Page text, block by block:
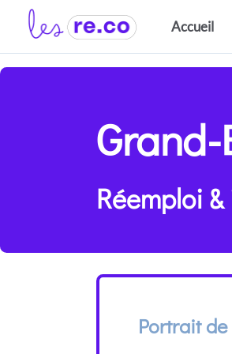
Aller au contenu principal Accueil
Grand-
Réemploi
Portrait